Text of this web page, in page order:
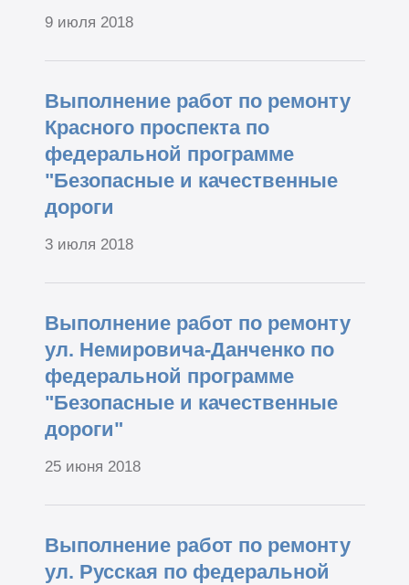
9 июля 2018
Выполнение работ по ремонту
Красного проспекта по
федеральной программе
"Безопасные и качественные
дороги
3 июля 2018
Выполнение работ по ремонту
ул. Немировича-Данченко по
федеральной программе
"Безопасные и качественные
дороги"
25 июня 2018
Выполнение работ по ремонту
ул. Русская по федеральной